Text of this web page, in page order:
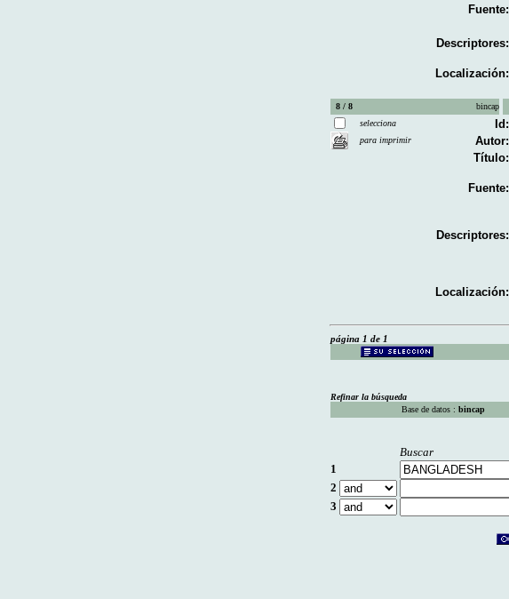
Fuente:
Descriptores:
Localización:
8 / 8
bincap
selecciona
para imprimir
Id:
Autor:
Título:
Fuente:
Descriptores:
Localización:
página 1 de 1
Refinar la búsqueda
Base de datos : bincap
Buscar
1
2
3